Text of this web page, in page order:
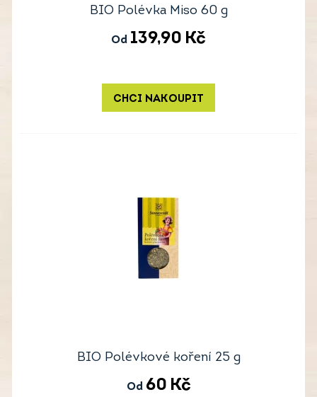
BIO Polévka Miso 60 g
Od 139,90 Kč
CHCI NAKOUPIT
BIO Polévkové koření 25 g
Od 60 Kč